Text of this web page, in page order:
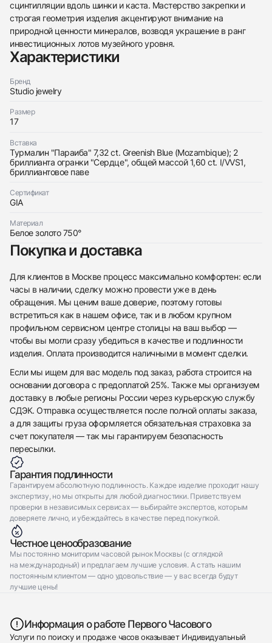
438
285
145
142
205
204
195
150
6
сцинтилляции вдоль шинки и каста. Мастерство закрепки и
строгая геометрия изделия акцентируют внимание на
природной ценности минералов, возводя украшение в ранг
инвестиционных лотов музейного уровня.
Характеристики
Бренд
Studio jewelry
Размер
17
Вставка
Турмалин "Параиба" 7,32 ct. Greenish Blue (Mozambique); 2
бриллианта огранки "Сердце", общей массой 1,60 ct. I/VVS1,
бриллиантовое паве
Сертификат
GIA
Материал
Белое золото 750°
Покупка и доставка
Для клиентов в Москве процесс максимально комфортен: если
часы в наличии, сделку можно провести уже в день
обращения. Мы ценим ваше доверие, поэтому готовы
встретиться как в нашем офисе, так и в любом крупном
профильном сервисном центре столицы на ваш выбор —
чтобы вы могли сразу убедиться в качестве и подлинности
изделия. Оплата производится наличными в момент сделки.
Если мы ищем для вас модель под заказ, работа строится на
основании договора с предоплатой 25%. Также мы организуем
доставку в любые регионы России через курьерскую службу
СДЭК. Отправка осуществляется после полной оплаты заказа,
а для защиты груза оформляется обязательная страховка за
счет покупателя — так мы гарантируем безопасность
пересылки.
Гарантия подлинности
Гарантируем абсолютную подлинность. Каждое изделие проходит нашу
экспертизу, но мы открыты для любой диагностики. Приветствуем
проверки в независимых сервисах — выбирайте экспертов, которым
доверяете лично, и убеждайтесь в качестве перед покупкой.
Честное ценообразование
Мы постоянно мониторим часовой рынок Москвы (с оглядкой
на международный) и предлагаем лучшие условия. А стать нашим
постоянным клиентом — одно удовольствие — у вас всегда будут
лучшие цены!
Информация о работе Первого Часового
Услуги по поиску и продаже часов оказывает Индивидуальный
Оставьте ваши контактные данные и мы свяжемся
с вами
Studio jewelry
Отправить заявку
Трейд-ин часов
с вами
Studio jewelry
Кольцо с турмалином &quot;Параиба&quot;
7,32 ct.
Приложите фото ваших часов…
Отправить заявку